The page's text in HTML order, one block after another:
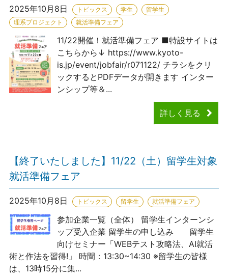
2025年10月8日 トピックス 学生
留学生
理系プロジェクト
就活準備フェア
11/22開催！就活準備フェア ■特設サイトは
こちらから↓ https://www.kyoto-
is.jp/event/jobfair/r071122/ チラシをクリ
ックするとPDFデータが開きます インター
ンシップ等＆...
詳しく見る
【終了いたしました】11/22（土）留学生対象
就活準備フェア
2025年10月8日 トピックス 留学生 就活準備フェア
参加企業一覧（全体） 留学生インターンシ
ップ受入企業 留学生の申し込み 留学生
向けセミナー「WEBテスト攻略法、AI就活
術と作法を習得!」 時間：13:30~14:30 ※留学生の皆様
は、13時15分に集...